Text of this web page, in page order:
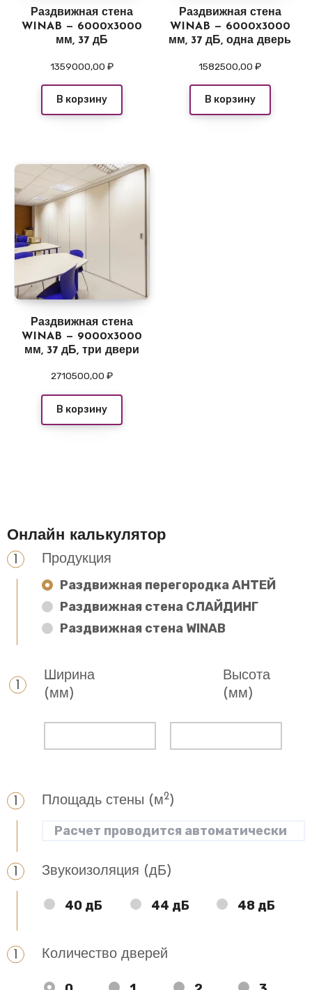
Раздвижная стена
WINAB — 6000х3000
мм, 37 дБ
1359000,00₽
В корзину
Раздвижная стена
WINAB — 6000х3000
мм, 37 дБ, одна дверь
1582500,00₽
В корзину
Раздвижная стена
WINAB — 9000х3000
мм, 37 дБ, три двери
2710500,00₽
В корзину
Онлайн калькулятор
Продукция
Раздвижная перегородка АНТЕЙ
Раздвижная стена СЛАЙДИНГ
Раздвижная стена WINAB
Ширина
(мм)
Высота
(мм)
Площадь стены (м2)
Звукоизоляция (дБ)
40 дБ 44 дБ 48 дБ
Количество дверей